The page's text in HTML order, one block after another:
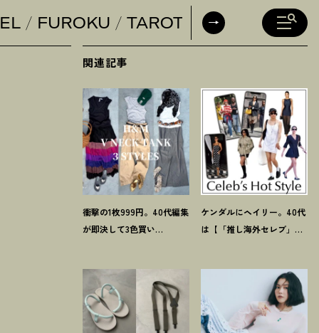
FUROKU TAROT DAILY
関連記事
衝撃の1枚999円。40代編集
が即決して3色買い
ケンダルにヘイリー。40代
は【「推し海外セレブ」